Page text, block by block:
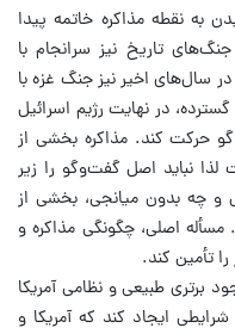
نقطه مذاکره خاتمه پیدا
تاریخ نیز سرانجام با
سال‌های اخیر نیز جنگ غزه با
در نهایت رژیم اسرائیل
حرکت کند. مذاکره بخشی از
لذا نباید اصل گفت‌وگو را زیر
و چه بدون میانجی، بخشی از
اصلی، چگونگی مذاکره و
تأمین کند.
برتری طبیعی و نظامی آمریکا
ایجاد کند که آمریکا و